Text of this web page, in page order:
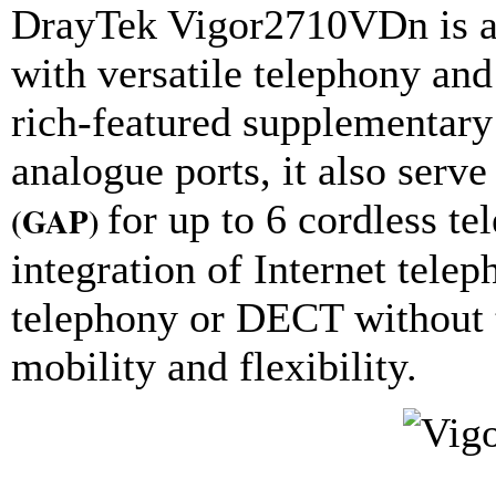
DrayTek Vigor2710VDn is
with versatile telephony
rich-featured
analogue ports, it also
(GAP) for up to 6 cordless
integration of Internet
telephony or DECT
mobility and flexibility.